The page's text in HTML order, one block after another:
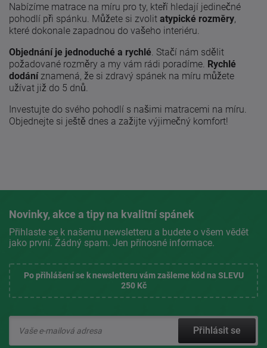
Nabízíme matrace na míru pro ty, kteří hledají jedinečné
pohodlí při spánku. Můžete si zvolit atypické rozměry,
které dokonale zapadnou do vašeho interiéru.
Objednání je jednoduché a rychlé . Stačí nám sdělit
požadované rozměry a my vám rádi poradíme. Rychlé
dodáníznamená, že si zdravý spánek na míru můžete
užívat již do 5 dnů.
Investujte do svého pohodlí s našimi matracemi na míru.
Objednejte si ještě dnes a zažijte výjimečný komfort!
Novinky, akce a tipy na kvalitní spánek
Přihlaste se k našemu newsletteru a budete o všem vědět
jako první. Žádný spam. Jen přínosné informace.
Po přihlášení se k newsletteru vám zašleme kód na SLEVU
250 Kč
Přihlásit se